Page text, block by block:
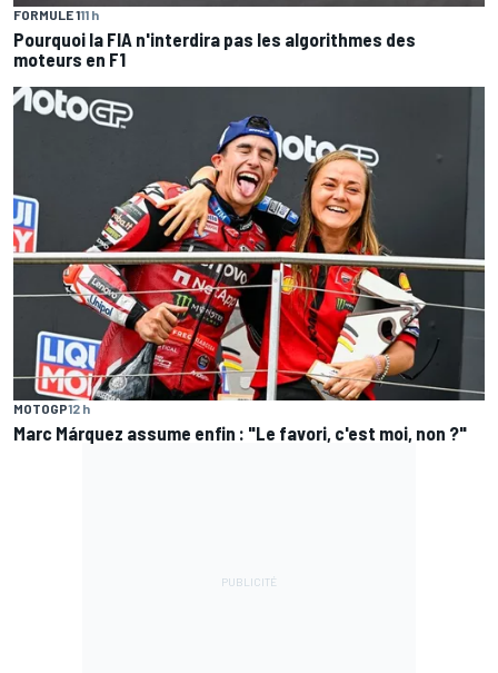
FORMULE 111 h
Pourquoi la FIA n'interdira pas les algorithmes des
moteurs en F1
MOTOGP12 h
Marc Márquez assume enfin : "Le favori, c'est moi, non ?"